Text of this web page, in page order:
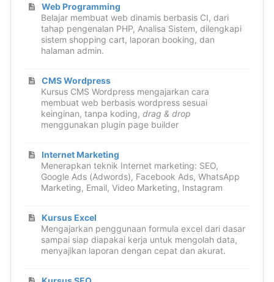
Web Programming
Belajar membuat web dinamis berbasis CI, dari
tahap pengenalan PHP, Analisa Sistem, dilengkapi
sistem shopping cart, laporan booking, dan
halaman admin.
CMS Wordpress
Kursus CMS Wordpress mengajarkan cara
membuat web berbasis wordpress sesuai
keinginan, tanpa koding, drag & drop
menggunakan plugin page builder
Internet Marketing
Menerapkan teknik Internet marketing: SEO,
Google Ads (Adwords), Facebook Ads, WhatsApp
Marketing, Email, Video Marketing, Instagram
Kursus Excel
Mengajarkan penggunaan formula excel dari dasar
sampai siap diapakai kerja untuk mengolah data,
menyajikan laporan dengan cepat dan akurat.